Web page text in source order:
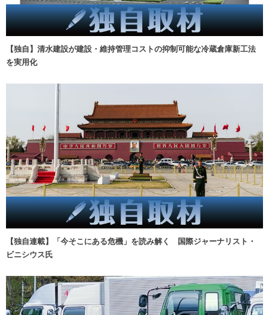
【独自】清水建設が建設・維持管理コストの抑制可能な冷蔵倉庫新工法
を実用化
【独自連載】「今そこにある危機」を読み解く 国際ジャーナリスト・
ビニシウス氏